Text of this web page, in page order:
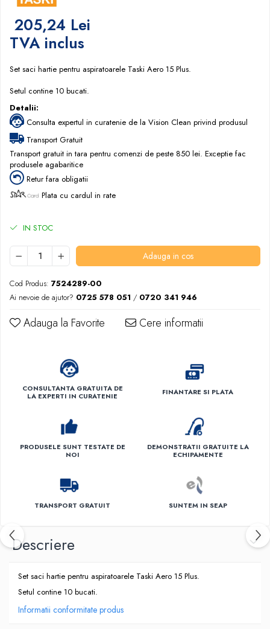
Papuci hotel
205,24 Lei
TVA inclus
Set saci hartie pentru aspiratoarele Taski Aero 15 Plus.
Setul contine 10 bucati.
Detalii:
Consulta expertul in curatenie de la Vision Clean privind produsul
Transport Gratuit
Transport gratuit in tara pentru comenzi de peste 850 lei. Exceptie fac
produsele agabaritice
Retur fara obligatii
Plata cu cardul in rate
IN STOC
Adauga in cos
Cod Produs: 7524289-00
Ai nevoie de ajutor? 0725 578 051 / 0720 341 946
Adauga la Favorite Cere informatii
CONSULTANTA GRATUITA DE
LA EXPERTI IN CURATENIE
FINANTARE SI PLATA
PRODUSELE SUNT TESTATE DE
NOI
DEMONSTRATII GRATUITE LA
ECHIPAMENTE
TRANSPORT GRATUIT SUNTEM IN SEAP
Descriere
Set saci hartie pentru aspiratoarele Taski Aero 15 Plus.
Setul contine 10 bucati.
Informatii conformitate produs